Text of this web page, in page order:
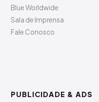
Blue Worldwide
Sala de Imprensa
Fale Conosco
PUBLICIDADE & ADS